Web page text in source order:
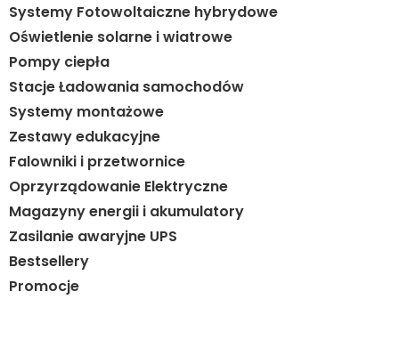
Systemy Fotowoltaiczne hybrydowe
Oświetlenie solarne i wiatrowe
Pompy ciepła
Stacje Ładowania samochodów
Systemy montażowe
Zestawy edukacyjne
Falowniki i przetwornice
Oprzyrządowanie Elektryczne
Magazyny energii i akumulatory
Zasilanie awaryjne UPS
Bestsellery
Promocje